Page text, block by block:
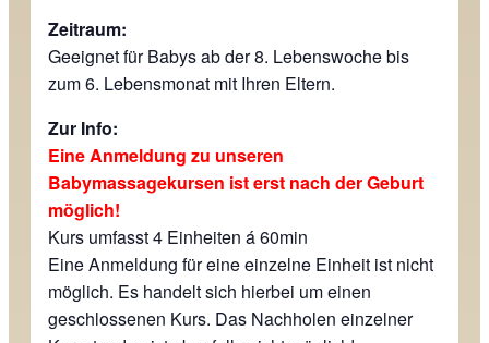
Zeitraum:
Geeignet für Babys ab der 8. Lebenswoche bis
zum 6. Lebensmonat mit Ihren Eltern.
Zur Info:
Eine Anmeldung zu unseren
Babymassagekursen ist erst nach der Geburt
möglich!
Kurs umfasst 4 Einheiten á 60min
Eine Anmeldung für eine einzelne Einheit ist nicht
möglich. Es handelt sich hierbei um einen
geschlossenen Kurs. Das Nachholen einzelner